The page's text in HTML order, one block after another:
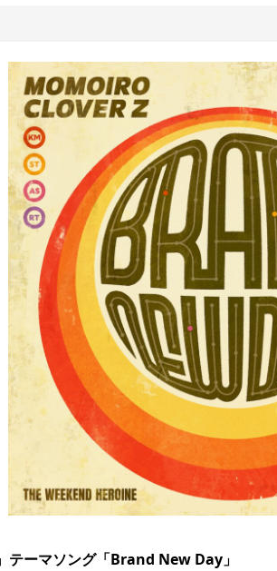
テーマソング「Brand New Day」